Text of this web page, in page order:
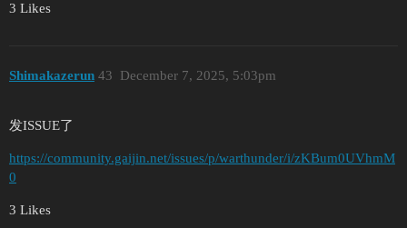
3 Likes
Shimakazerun December 7, 2025, 5:03pm
43
发ISSUE了
https://community.gaijin.net/issues/p/warthunder/i/zKBum0UVhmM
0
3 Likes